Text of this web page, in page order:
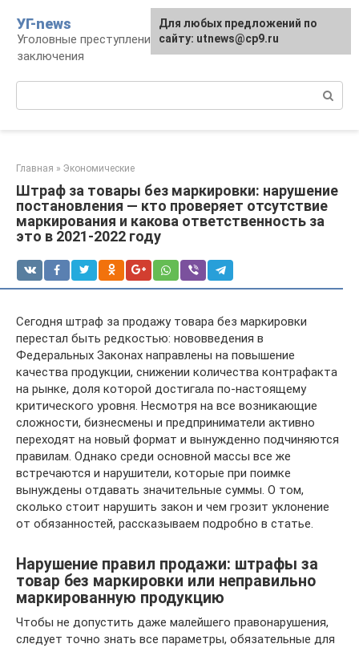
контенту
УГ-news
Уголовные преступления, наказания, места
заключения
Главная » Экономические
Штраф за товары без маркировки: нарушение
постановления — кто проверяет отсутствие
маркирования и какова ответственность за
это в 2021-2022 году
Сегодня штраф за продажу товара без маркировки
перестал быть редкостью: нововведения в
Федеральных Законах направлены на повышение
качества продукции, снижении количества контрафакта
на рынке, доля которой достигала по-настоящему
критического уровня. Несмотря на все возникающие
сложности, бизнесмены и предприниматели активно
переходят на новый формат и вынужденно подчиняются
правилам. Однако среди основной массы все же
встречаются и нарушители, которые при поимке
вынуждены отдавать значительные суммы. О том,
сколько стоит нарушить закон и чем грозит уклонение
от обязанностей, рассказываем подробно в статье.
Нарушение правил продажи: штрафы за
товар без маркировки или неправильно
маркированную продукцию
Чтобы не допустить даже малейшего правонарушения,
следует точно знать все параметры, обязательные для
Для любых предложений по
сайту: utnews@cp9.ru